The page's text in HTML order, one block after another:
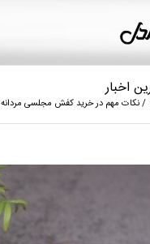
اخبار
/نکات مهم در خرید کفش مجلسی مردانه